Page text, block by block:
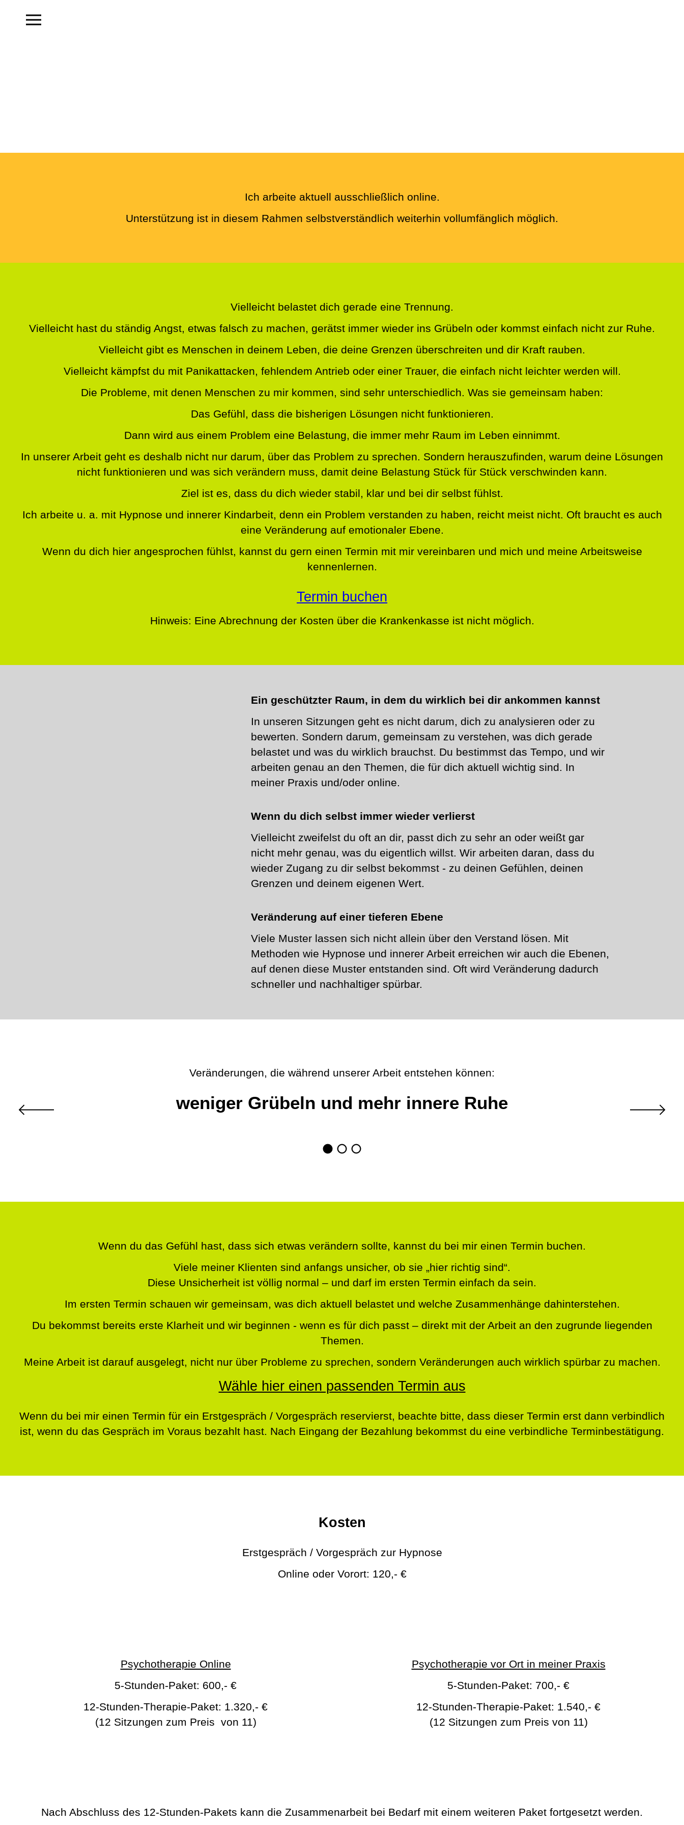
Ich arbeite aktuell ausschließlich online.
Unterstützung ist in diesem Rahmen selbstverständlich weiterhin vollumfänglich möglich.
Vielleicht belastet dich gerade eine Trennung.
Vielleicht hast du ständig Angst, etwas falsch zu machen, gerätst immer wieder ins Grübeln oder kommst einfach nicht zur Ruhe.
Vielleicht gibt es Menschen in deinem Leben, die deine Grenzen überschreiten und dir Kraft rauben.
Vielleicht kämpfst du mit Panikattacken, fehlendem Antrieb oder einer Trauer, die einfach nicht leichter werden will.
Die Probleme, mit denen Menschen zu mir kommen, sind sehr unterschiedlich. Was sie gemeinsam haben:
Das Gefühl, dass die bisherigen Lösungen nicht funktionieren.
Dann wird aus einem Problem eine Belastung, die immer mehr Raum im Leben einnimmt.
In unserer Arbeit geht es deshalb nicht nur darum, über das Problem zu sprechen. Sondern herauszufinden, warum deine Lösungen
nicht funktionieren und was sich verändern muss, damit deine Belastung Stück für Stück verschwinden kann.
Ziel ist es, dass du dich wieder stabil, klar und bei dir selbst fühlst.
Ich arbeite u. a. mit Hypnose und innerer Kindarbeit, denn ein Problem verstanden zu haben, reicht meist nicht. Oft braucht es auch
eine Veränderung auf emotionaler Ebene.
Wenn du dich hier angesprochen fühlst, kannst du gern einen Termin mit mir vereinbaren und mich und meine Arbeitsweise
kennenlernen.
Termin buchen
Hinweis: Eine Abrechnung der Kosten über die Krankenkasse ist nicht möglich.
Ein geschützter Raum, in dem du wirklich bei dir ankommen kannst
In unseren Sitzungen geht es nicht darum, dich zu analysieren oder zu
bewerten. Sondern darum, gemeinsam zu verstehen, was dich gerade
belastet und was du wirklich brauchst. Du bestimmst das Tempo, und wir
arbeiten genau an den Themen, die für dich aktuell wichtig sind. In
meiner Praxis und/oder online.
Wenn du dich selbst immer wieder verlierst
Vielleicht zweifelst du oft an dir, passt dich zu sehr an oder weißt gar
nicht mehr genau, was du eigentlich willst. Wir arbeiten daran, dass du
wieder Zugang zu dir selbst bekommst - zu deinen Gefühlen, deinen
Grenzen und deinem eigenen Wert.
Veränderung auf einer tieferen Ebene
Viele Muster lassen sich nicht allein über den Verstand lösen. Mit
Methoden wie Hypnose und innerer Arbeit erreichen wir auch die Ebenen,
auf denen diese Muster entstanden sind. Oft wird Veränderung dadurch
schneller und nachhaltiger spürbar.
Veränderungen, die während unserer Arbeit entstehen können:
weniger Grübeln und mehr innere Ruhe
Wenn du das Gefühl hast, dass sich etwas verändern sollte, kannst du bei mir einen Termin buchen.
Viele meiner Klienten sind anfangs unsicher, ob sie „hier richtig sind“.
Diese Unsicherheit ist völlig normal – und darf im ersten Termin einfach da sein.
Im ersten Termin schauen wir gemeinsam, was dich aktuell belastet und welche Zusammenhänge dahinterstehen.
Du bekommst bereits erste Klarheit und wir beginnen - wenn es für dich passt – direkt mit der Arbeit an den zugrunde liegenden
Themen.
Meine Arbeit ist darauf ausgelegt, nicht nur über Probleme zu sprechen, sondern Veränderungen auch wirklich spürbar zu machen.
Wähle hier einen passenden Termin aus
Wenn du bei mir einen Termin für ein Erstgespräch / Vorgespräch reservierst, beachte bitte, dass dieser Termin erst dann verbindlich
ist, wenn du das Gespräch im Voraus bezahlt hast. Nach Eingang der Bezahlung bekommst du eine verbindliche Terminbestätigung.
Kosten
Erstgespräch / Vorgespräch zur Hypnose
Online oder Vorort: 120,- €
Psychotherapie Online
5-Stunden-Paket: 600,- €
12-Stunden-Therapie-Paket: 1.320,- €
(12 Sitzungen zum Preis von 11)
Psychotherapie vor Ort in meiner Praxis
5-Stunden-Paket: 700,- €
12-Stunden-Therapie-Paket: 1.540,- €
(12 Sitzungen zum Preis von 11)
Nach Abschluss des 12-Stunden-Pakets kann die Zusammenarbeit bei Bedarf mit einem weiteren Paket fortgesetzt werden.